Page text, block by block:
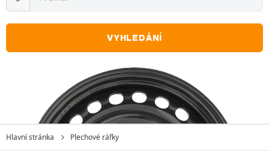
VYHLEDÁNÍ
Hlavní stránka Plechové ráfky